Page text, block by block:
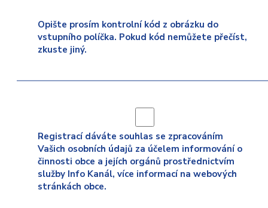
Opište prosím kontrolní kód z obrázku do
vstupního políčka. Pokud kód nemůžete přečíst,
zkuste jiný.
Registrací dáváte souhlas se zpracováním
Vašich osobních údajů za účelem informování o
činnosti obce a jejích orgánů prostřednictvím
služby Info Kanál, více informací na webových
stránkách obce.